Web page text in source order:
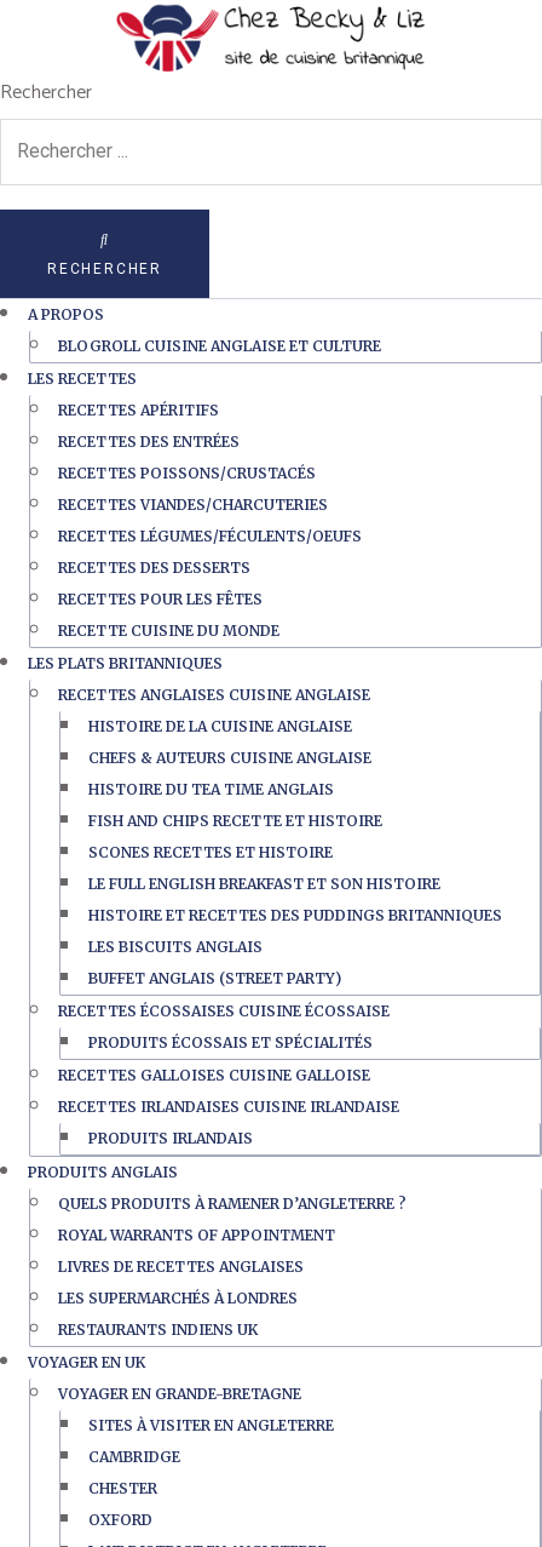
Rechercher
RECHERCHER
A PROPOS
BLOGROLL CUISINE ANGLAISE ET CULTURE
LES RECETTES
RECETTES APÉRITIFS
RECETTES DES ENTRÉES
RECETTES POISSONS/CRUSTACÉS
RECETTES VIANDES/CHARCUTERIES
RECETTES LÉGUMES/FÉCULENTS/OEUFS
RECETTES DES DESSERTS
RECETTES POUR LES FÊTES
RECETTE CUISINE DU MONDE
LES PLATS BRITANNIQUES
RECETTES ANGLAISES CUISINE ANGLAISE
HISTOIRE DE LA CUISINE ANGLAISE
CHEFS & AUTEURS CUISINE ANGLAISE
HISTOIRE DU TEA TIME ANGLAIS
FISH AND CHIPS RECETTE ET HISTOIRE
SCONES RECETTES ET HISTOIRE
LE FULL ENGLISH BREAKFAST ET SON HISTOIRE
HISTOIRE ET RECETTES DES PUDDINGS BRITANNIQUES
LES BISCUITS ANGLAIS
BUFFET ANGLAIS (STREET PARTY)
RECETTES ÉCOSSAISES CUISINE ÉCOSSAISE
PRODUITS ÉCOSSAIS ET SPÉCIALITÉS
RECETTES GALLOISES CUISINE GALLOISE
RECETTES IRLANDAISES CUISINE IRLANDAISE
PRODUITS IRLANDAIS
PRODUITS ANGLAIS
QUELS PRODUITS À RAMENER D’ANGLETERRE ?
ROYAL WARRANTS OF APPOINTMENT
LIVRES DE RECETTES ANGLAISES
LES SUPERMARCHÉS À LONDRES
RESTAURANTS INDIENS UK
VOYAGER EN UK
VOYAGER EN GRANDE-BRETAGNE
SITES À VISITER EN ANGLETERRE
CAMBRIDGE
CHESTER
OXFORD